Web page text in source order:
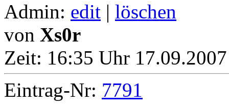
Admin: edit | löschen
von Xs0r
Zeit: 16:35 Uhr
Eintrag-Nr: 7791